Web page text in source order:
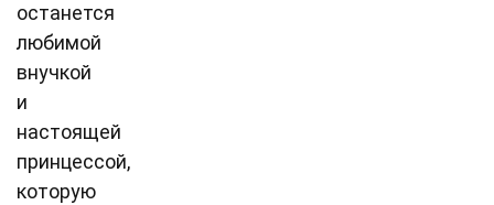
останется
любимой
внучкой
и
настоящей
принцессой,
которую